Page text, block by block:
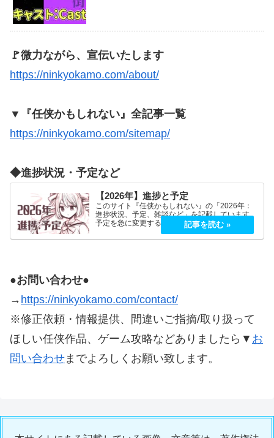
🚩微力ながら、宣伝いたします
https://ninkyokamo.com/about/
▼『任侠かもしれない』全記事一覧
https://ninkyokamo.com/sitemap/
◆進捗状況・予定など
【2026年】進捗と予定
このサイト『任侠かもしれない』の「2026年：
進捗状況、予定、雑談など」を記載しています。
予定を急に変更することが、よくあります。
2026年5月2026年5月21日（木）『プロミス・マ
スコットエージェンシー』良かったです！世界観
●お問い合わせ●
→ https://ninkyokamo.com/contact/
※修正依頼・情報提供、間違いご指摘/取り扱って
ほしい任侠作品、ゲーム攻略などありましたら▼ お
問い合わせ までよろしくお願い致します。